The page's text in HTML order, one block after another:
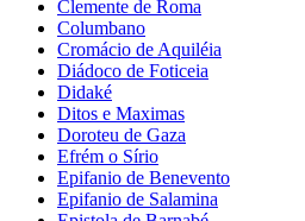
Clemente de Roma
Columbano
Cromácio de Aquiléia
Diádoco de Foticeia
Didaké
Ditos e Maximas
Doroteu de Gaza
Efrém o Sírio
Epifanio de Benevento
Epifanio de Salamina